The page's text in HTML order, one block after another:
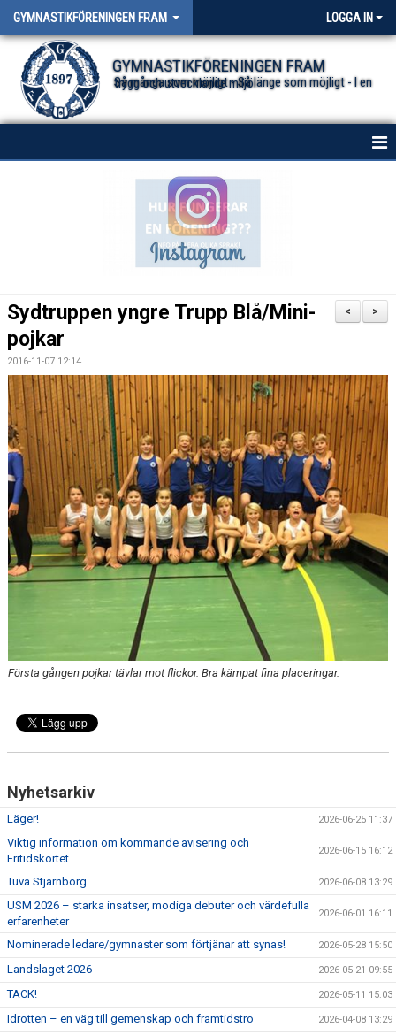
GYMNASTIKFÖRENINGEN FRAM LOGGA IN
GYMNASTIKFÖRENINGEN FRAM
Så många som möjligt - Så länge som möjligt - I en trygg och utvecklande miljö.
NYHETER FÖR ALLA TRUPPER
>
<
Sydtruppen yngre Trupp Blå/Mini-
pojkar
2016-11-07 12:14
Första gången pojkar tävlar mot flickor. Bra kämpat fina placeringar.
Nyhetsarkiv
Läger! 2026-06-25 11:37
Viktig information om kommande avisering och
Fritidskortet
2026-06-15 16:12
Tuva Stjärnborg 2026-06-08 13:29
USM 2026 – starka insatser, modiga debuter och värdefulla
erfarenheter
2026-06-01 16:11
Nominerade ledare/gymnaster som förtjänar att synas! 2026-05-28 15:50
Landslaget 2026 2026-05-21 09:55
TACK! 2026-05-11 15:03
Idrotten – en väg till gemenskap och framtidstro 2026-04-08 13:29